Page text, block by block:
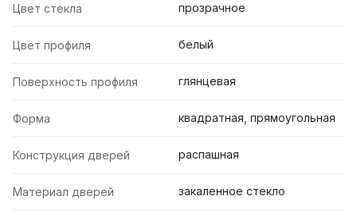
Цвет стекла прозрачное
Цвет профиля белый
Поверхность профиля глянцевая
Форма квадратная, прямоугольная
Конструкция дверей распашная
Материал дверей закаленное стекло